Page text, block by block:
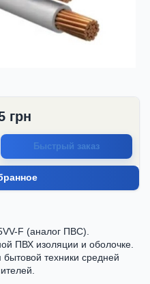
грн
Быстрый заказ
F (аналог ПВС).
ПВХ изоляции и оболочке.
техники средней